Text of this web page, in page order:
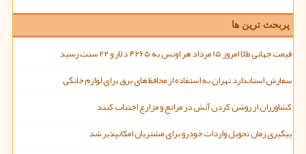
پربحث ترین ها
قیمت جهانی طلا امروز ۱۵ مرداد هر اونس به ۴۲۶۵ دلار و ۲۲ سنت رسید
سفارش استاندارد تهران به استفاده از محافظ های برق برای لوازم خانگی
کشاورزان از روشن کردن آتش در مراتع و مزارع اجتناب کنند
پیگیری زمان تحویل واردات خودرو برای مشتریان امکانپذیر شد